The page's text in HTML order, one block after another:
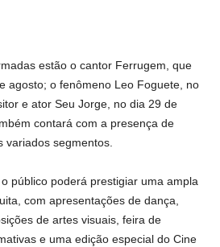
estão o cantor Ferrugem, que
agosto; o fenômeno Leo Foguete, no
e ator Seu Jorge, no dia 29 de
contará com a presença de
variados segmentos.
público poderá prestigiar uma ampla
com apresentações de dança,
de artes visuais, feira de
e uma edição especial do Cine